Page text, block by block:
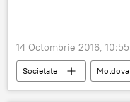
14 Octombrie 2016, 10:55
Societate Moldova
Hramul orașului